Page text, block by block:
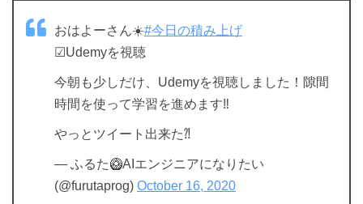
おはよーさん☀️#今日の積み上げ
☑︎Udemyを視聴
今朝も少しだけ、Udemyを視聴しました！隙間
時間を使って学習を進めます‼︎
やっとツイート出来た⁈
— ふるた🥝AIエンジニアになりたい
(@furutaprog) October 16, 2020